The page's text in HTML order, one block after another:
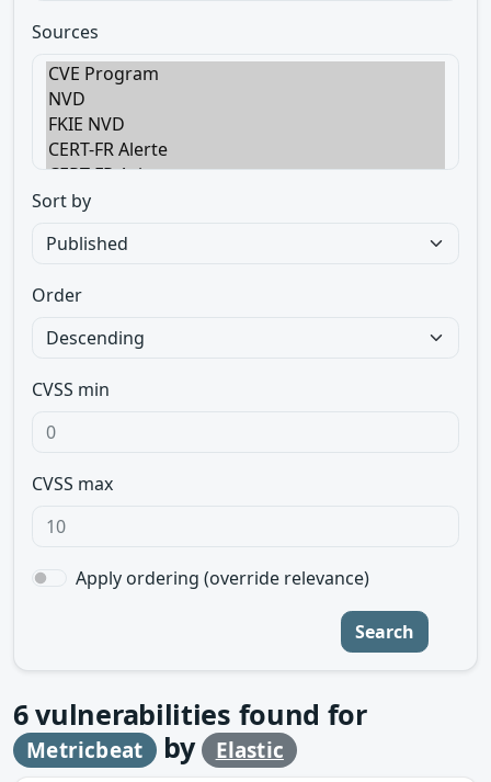
Sources
Sort by
Order
CVSS min
CVSS max
Apply ordering (override relevance)
Search
6vulnerabilities found for
Metricbeat by Elastic